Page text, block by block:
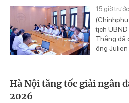
15 giờ trước
tịch
Thắng đã
ông Julien
Hà Nội tăng tốc giải ngân
2026